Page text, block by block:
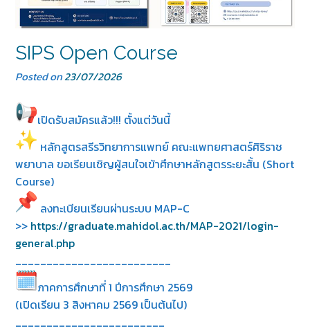
SIPS Open Course
Posted on23/07/2026
เปิดรับสมัครแล้ว!!! ตั้งแต่วันนี้
หลักสูตรสรีรวิทยาการแพทย์ คณะแพทยศาสตร์ศิริราช
พยาบาล ขอเรียนเชิญผู้สนใจเข้าศึกษาหลักสูตรระยะสั้น (Short
Course)
ลงทะเบียนเรียนผ่านระบบ MAP-C
>> https://graduate.mahidol.ac.th/MAP-2021/login-
general.php
_________________________
ภาคการศึกษาที่ 1 ปีการศึกษา 2569
(เปิดเรียน 3 สิงหาคม 2569 เป็นต้นไป)
________________________